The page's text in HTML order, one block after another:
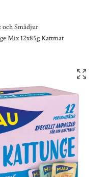
och Smådjur
Mix 12x85g Kattmat